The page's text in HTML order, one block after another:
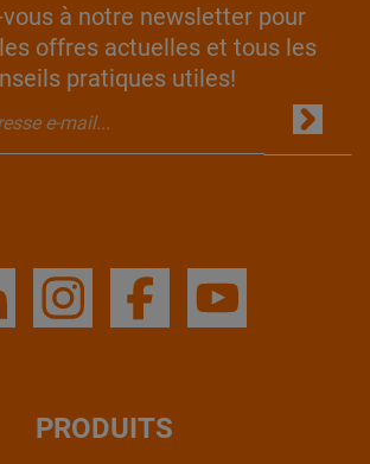
à notre newsletter pour
offres actuelles et tous les
pratiques utiles!
PRODUITS